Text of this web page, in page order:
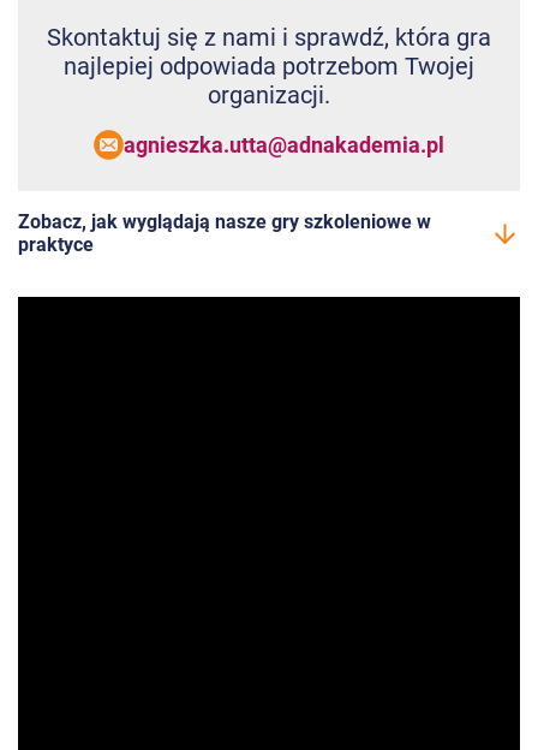
Skontaktuj się z nami i sprawdź, która gra
najlepiej odpowiada potrzebom Twojej
organizacji.
agnieszka.utta@adnakademia.pl
Zobacz, jak wyglądają nasze gry szkoleniowe w
praktyce